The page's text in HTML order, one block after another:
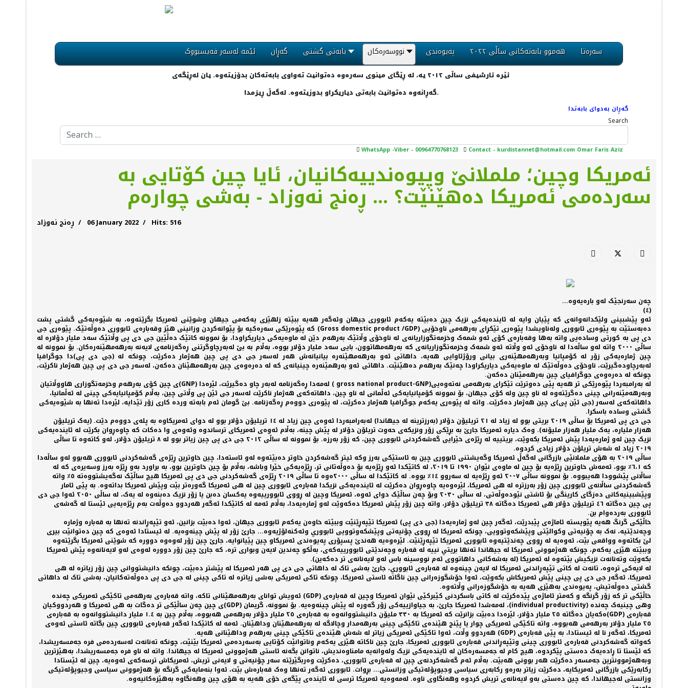
ئێمە لەسەر فەیسبووک گەڕان بابەتی گشتی نووسەرەکان پەیوەندی هەموو بابەتەکانی ساڵی ٢٠٢٢ سەرەتا
ئێرە ئارشیفی ساڵی ٢٠١٢ یە، لە ڕێگای مینوی سەرەوە دەتوانیت تەواوی بابەتەکان بدۆزیتەوە. یان لەڕێگەی
گەڕانەوە دەتوانیت بابەتی دیاریکراو بدوزیتەوە. لەگەڵ ڕیزمدا.
گەڕان بەدوای بابەتدا
Search
WhatsApp -Viber - 00964770768123 Contact - kurdistannet@hotmail.com Omar Faris Aziz
ئەمريکا وچين؛ ململانێ وپيوەندييەکانيان، ئایا چين کۆتایی بە
سەردەمی ئەمريکا دەهێنێت؟ ... ڕەنج نەوزاد - بەشی چوارەم
ڕەنج نەوزاد 06 January 2022 Hits: 516
چەن سەرنجێک لەو بارەیەوە...
(٤)
ئەو پێشبينی ولێکدانەوانەی کە پێیان وایە لە ئايندەیەکی نزيک چين دەبێتە یەکەم ئابووری جيهان وئەگەر هەیە ببێتە زلهێزی یەکەمی جيهان وشوێنی ئەمريکا بگرێتەوە، بە شێوەیەکی گشتی پشت
دەبەستێت بە پێوەری ئابووری ولەناويشدا پێوەری تێكڕای بەرهەمی ناوخۆیی (Gross domestic product /GDP) کە پێوەرێکی سەرەکيە بۆ پێوانەکردن وزانينی هێز وقەبارەی ئابووری دەوڵەتێک. پێوەری جی
دی پی بە کورتی وسادەیی واتە بەها وقەبارەی کۆی ئەو شمەک وخزمەتگوزاريانەی لە ناوخۆی وڵاتێک بەرهەم دێن لە ماوەیەکی دياريکراودا، بۆ نموونە کاتێک دەڵێين جی دی پی وڵاتێک سەد مليار دۆلارە لە
ساڵی ٢٠٠٠ واتە لەو ساڵەدا لە ناوخۆی ئەو وڵاتە ئەو شمەک وخزمەتگوزاريانەی کە بەرهەمهاتوون، بایی سەد مليار دۆلار بووە، بەڵام بە بێ لەبەرچاوگرتنی ڕەگەزنامەی لایەنە بەرهەمهێنەرەکان. بۆ نموونە لە
چين ژمارەیەکی زۆر لە کۆمپانيا وبەرهەمهێنەری بيانی ورۆژئاوایی هەیە، داهاتی ئەو بەرهەمهێنەرە بيانيانەش هەر لەسەر جی دی پی چين هەژمار دەکرێت، چونکە لە (جی دی پی)دا جوگرافيا
لەبەرچاودەگيرێت، ناوخۆی دەوڵەتێک لە ماوەیەکی دياريکراودا چەنێک بەرهەم دەهێنێت. داهاتی ئەو بەرهمێنەرە چينيانەی کە لە دەرەوەی چين بەرهەمهێنان دەکەن، لەسەر جی دی پی چين هەژمار ناکرێت،
چونکە لە دەرەوەی جوگرافيای چين بەرهەمێنان دەکەن.
لە بەرامبەردا پێوەرێکی تر هەیە پێی دەوترێت تێکرای بەرهەمی نەتەوەیی(gross national product-GNP ) لەمەدا ڕەگەزنامە لەبەر چاو دەگيرێت، لێرەدا (GNP)ی چين کۆی بەرهەم وخزمەتگوزاری هاووڵاتيان
وبەرهەمێنەرانی چينی دەگرێتەوە لە ناو چين ولە کۆی جيهان، بۆ نموونە کۆمپانيایەکی ئەڵمانی لە ناو چين، داهاتەکەی هەژمار ناکرێت لەسەر جی ئێن پی وڵاتی چين، بەڵام کۆمپانيایەکی چينی لە ئەڵمانيا،
داهاتەکەی لەسەر (جی ئێن پی)ی چين هەژمار دەکرێت. واتە لە پێوەری یەکەم جوگرافيا هەژمار دەکرێت، لە پێوەری دووەم ڕەگەزنامە. بێ گومان ئەم بابەتە وردە کاری زۆر تێدایە، لێرەدا تەنها بە شێوەیەکی
گشتی وسادە باسکرا.
جی دی پی ئەمريکا بۆ ساڵی ٢٠١٩ بريتی بوو لە زیاد لە ٢١ تريليۆن دۆلار (بەرزترينە لە جيهاندا) لەبەرامبەردا ئەوەی چين زیاد لە ١٤ تريليۆن دۆلار بوو لە دوای ئەمريکاوە بە پلەی دووەم دێت. (یەک تريليۆن
هەزار مليارە، یەک مليار هەزار مليۆنە). وەک ديارە ئەمريکا جارێ بە بڕێکی زۆر ونزيکەی حەوت تريلۆن دۆلار لە پێش چينە، بەڵام ئەوەی ئەمريکای ترساندوە وئەوەی وا دەکات کە چاوەڕوان بکرێت لە ئايندەیەکی
نزيک چين لەو ژمارەیەدا پێش ئەمريکا بکەوێت، بريتييە لە ڕێژەی خێرایی گەشەکردنی ئابووری چين، کە زۆر بەرزە. بۆ نموونە لە ساڵی ٢٠١٢ جی دی پی چين زیاتر بوو لە ٨ تريليۆن دۆلار، لەو کاتەوە تا ساڵی
٢٠١٩ زیاد لە شەش تريلۆن دۆلار زیادی کردوە.
ساڵی ٢٠١٩ بە هۆی ململانێی بازرگانی لەگەڵ ئەمريکا وگەيشتنی ئابووری چين بە ئاستێکی بەرز وکە ئيتر گەشەکردن خاوتر دەبێتەوە لەو ئاستەدا، چين خاوترين ڕێژەی گەشەکردنی ئابووری هەبوو لەو ساڵەدا
کە ٦،١٪ بوو، ئەمەش خاوترين ڕێژەیە بۆ چين لە ماوەی نێوان ١٩٩٠ تا ٢٠١٩، لە کاتێکدا ئەو ڕێژەیە بۆ دەوڵەتانی تر، ڕێژەیەکی خێرا وباشە، بەڵام بۆ چين خاوترين بوو، بە براورد بەو ڕێژە بەرز وسەيرەی کە لە
ساڵانی پێشوودا هەيبووە. بۆ نموونە ساڵی ٢٠٠٧ ئەو ڕێژەیە لە سەروو ١٤٪ بووە. لە کاتێکدا لە ساڵی ٢٠٠٠ەوە تا ساڵی ٢٠١٩ ڕێژەی گەشەکردنی جی دی پی ئەمريکا هيچ ساڵێک نەگەيشتووەتە ٥٪ واتە
گەشەکردنی ساڵانەی ئابووری چين زۆر بەرزترە لە هی ئەمريکا، لێرەوەیە چاوەڕوان دەکرێت لە ئايندەیەکی نزيکدا قەبارەی ئابووری چين لە هی ئەمريکا گەورەتر بێت وپێش ئەمريکا بداتەوە. بە پێی ئامار
وپێشبينيەکانی دەزگای کارينگی بۆ ئاشتی نێودەوڵەتی، لە ساڵی ٢٠٣٠ وبۆ چەن ساڵێک دوای ئەوە، ئەمريکا وچين لە ڕووی ئابوورييەوە یەکسان دەبن یا زۆر نزيک دەبنەوە لە یەک، لە ساڵی ٢٠٥٠ ئەوا جی دی
پی چين دەگاتە ٤٦ تريليۆن دۆلار هی ئەمريکا دەگاتە ٣٨ تريليۆن دۆلار، واتە چين زۆر پێش ئەمريکا دەکەوێت لەو ژمارەیەدا، بەڵام ئەمە لە کاتێکدا ئەگەر هەردوو دەوڵەت بەم ڕێژەیەیی ئێستا لە گەشەی
ئابووری بەردەوام بن.
خاڵێکی گرنگ هەیە پێويستە ئاماژەی پێبدرێت، ئەگەر چين لەو ژمارەیەدا (جی دی پی) ئەمريکا تێپەڕێنێت وببێتە خاوەن یەکەم ئابووری جيهان، ئەوا دەبێت بزانين، ئەو تێپەڕاندنە تەنها بە قەبارە وژمارە
وچەندێتيە، نەک بە چۆنيەتی وکوالێتی وپێشکەوتوویی، چونکە ئەمريکا لە ڕووی چۆنيەتی وپێشکەوتوویی ئابووري وئەکنەلۆژيەوە... جارێ زۆر لە پێش چينەوەیە. لە ئیستادا ئەوەی کە چين دەتوانێت بيری
لێ بکاتەوە وواقعی بێت، ئەوەیە لە ڕووی چەندێتيەوە ئابووری ئەمريکا تێپەڕێنێت. لێرەوەیە هەندێ پسپۆری پەيوەندی ئەمريکاو چين پێيانوایە، جارێ چين زۆر لەوەوە دوورە کە شوێنی ئەمريکا بگرێتەوە
وببێتە هێزی یەکەم، چونکە هەژموونی ئەمريکا لە جيهاندا تەنها بريتي نييە لە قەبارە وچەندێتی ئابوورييەکەی، بەڵکو چەندين لایەن وبواری ترە، کە جارێ چين زۆر دوورە لەوەی لەو لایەنانەوە پێش ئەمريکا
بکەوێت وتەنانەت نزيکيش بێتەوە لە ئەمريکا (لە بەشەکانی داهاتووی ئەم نووسينە باس لەو لایەنانەی تر دەکەين).
لە لایەکی ترەوە، تانەت لە کاتی تێپەڕاندنی ئەمريکا لە لایەن چينەوە لە قەبارەی ئابووري، جارێ بەشی تاک لە داهاتی جی دی پی هەر ئەمريکا لە پێشتر دەبێت، چونکە دانيشتووانی چين زۆر زیاترە لە هی
ئەمريکا، ئەگەر جی دی پی چينی پێش ئەمريکاش بکەوێت، ئەوا خۆشگوزەرانی چين ناگاتە ئاستی ئەمريکا، چونکە تاکی ئەمريکی بەشی زیاترە لە تاکی چينی لە جی دی پی دەوڵەتەکانيان، بەشی تاک لە داهاتی
گشتی دەوڵەتيش، پەيوەندی بەهێزی هەیە بە خۆشگوزەرانی وڵاتەوە.
خاڵێکی تر کە زۆر گرنگە و کەمتر ئاماژەی پێدەکرێت لە کاتی باسکردنی کێبرکێی نێوان ئەمريکا وچين لە قەبارەی (GDP) ئەويش توانای بەرهەمهێنانی تاکە، واتە قەبارەی بەرهەمی تاکێکی ئەمريکی چەندە
وهی چينيەک چەندە (individual productivity)، لەمەشدا ئەمريکا جارێ، بە جياوازييەکی زۆر گەورە لە پێش چينەوەیە. بۆ نموونە، گريمان (GDP)ی چين چەن ساڵێکی تر دەگات بە هی ئەمريکا و هەردووکيان
قەبارەی (GDP)ەکەیان دەگاتە ٢٥ مليار دۆلار، لێرەدا دەبێت بزانرێت کە ئەمريکا بە ٣٣٠ مليۆن دانيشتووانەوە بە قەبارەی ٢٥ مليار دۆلار بەرهەمی هەبووە، بەڵام چين بە ١.٤ مليار دانيشتووانەوە بە قەبارەی
٢٥ مليار دۆلار بەرهەمی هەبووە، واتە تاکێکی ئەمريکی چوار یا پێنج هێندەی تاکێکی چينی بەرهەمدار وچالاگە لە بەرهەمهێنان وداهێنان. ئەمە لە کاتێکدا ئەگەر قەبارەی ئابووری چين بگاتە ئاستی ئەوەی
ئەمريکا، ئەگەر نا لە ئیستادا، بە پێی قەبارەی (GDP) هەردوو وڵات، ئەوا تاکێکی ئەمريکی زیاتر لە شەش هێندەی تاکێکی چينی بەرهەم وداهێنانی هەیە.
کەواتە گەشەکردنی قەبارەی ئابووری چينی وتێپەڕاندنی قەبارەی ئابووری ئەمريکا، جارێ چين ناکاتە هێزی یەکەم وناتوانێت کۆتایی بەسەردەمی ئەمريکا بێنێت، چونکە تەنانەت لەسەردەمی فرە جەمسەريشدا،
کە ئێستا تا ڕادەیەک دەستی پێکردوە، هيچ کام لە جەمسەرەکان لە ئايندەیەکی نزيک ولەوانەیە مامناوەنديش، ناتوانن بگەنە ئاستی هەژموونی ئەمريکا لە جيهاندا. واتە لە ناو فرە جەمسەريشدا، بەهێزترين
وبەهەژموونترين جەمسەر دەکرێت هەر بوونی هەبێت. بەڵام ئەم گەشەکردنەی چين لە قەبارەی ئابووری، دەکرێت وەربگێرێتە سەر چۆنيەتی و لایەنی تريش، ئەمريکاش ترسەکەی ئەوەیە، چين لە ئێستادا
رکابەرێکی بازرگانی ئەمريکایە، دەکرێت زیاتر بەرەو رکابەری سياسی وجيوپۆلەتيکی وزانستی... بڕوات. ئابووری ئەگەر تەنها وەک قەبارەش بێت، ئەوا بنەمایەکی گرنگە بۆ هەژموونی سياسی وجيوپۆلەتيکی
وزانستی لەجيهاندا، کە چين دەستی بەو لایەنانەی تريش کردوە وهەنگاوی ناوە. لەمەوەیە ئەمريکا ترسی لە ئايندەی پێگەی خۆی هەیە بە هۆی چين وهەنگاوە بەهێزەکانيەوە.